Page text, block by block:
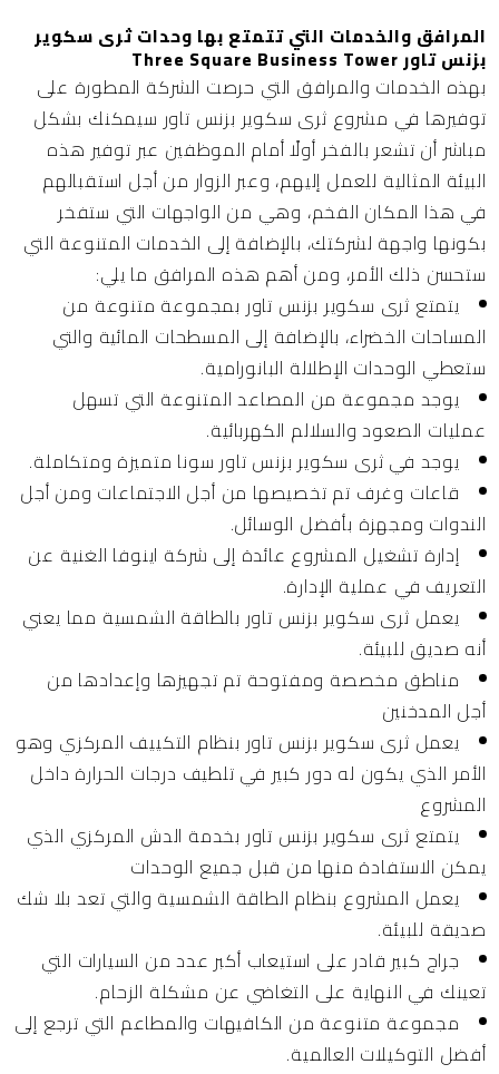
المرافق والخدمات التي تتمتع بها وحدات ثرى سكوير
بزنس تاور Three Square Business Tower
بهذه الخدمات والمرافق التي حرصت الشركة المطورة على
توفيرها في مشروع ثرى سكوير بزنس تاور سيمكنك بشكل
مباشر أن تشعر بالفخر أولًا أمام الموظفين عبر توفير هذه
البيئة المثالية للعمل إليهم، وعبر الزوار من أجل استقبالهم
في هذا المكان الفخم، وهي من الواجهات التي ستفخر
بكونها واجهة لشركتك، بالإضافة إلى الخدمات المتنوعة التي
ستحسن ذلك الأمر، ومن أهم هذه المرافق ما يلي:
يتمتع ثرى سكوير بزنس تاور بمجموعة متنوعة من
المساحات الخضراء، بالإضافة إلى المسطحات المائية والتي
ستعطي الوحدات الإطلالة البانورامية.
يوجد مجموعة من المصاعد المتنوعة التي تسهل
عمليات الصعود والسلالم الكهربائية.
يوجد في ثرى سكوير بزنس تاور سونا متميزة ومتكاملة.
قاعات وغرف تم تخصيصها من أجل الاجتماعات ومن أجل
الندوات ومجهزة بأفضل الوسائل.
إدارة تشغيل المشروع عائدة إلى شركة اينوفا الغنية عن
التعريف في عملية الإدارة.
يعمل ثرى سكوير بزنس تاور بالطاقة الشمسية مما يعني
أنه صديق للبيئة.
مناطق مخصصة ومفتوحة تم تجهيزها وإعدادها من
أجل المدخنين
يعمل ثرى سكوير بزنس تاور بنظام التكييف المركزي وهو
الأمر الذي يكون له دور كبير في تلطيف درجات الحرارة داخل
المشروع
يتمتع ثرى سكوير بزنس تاور بخدمة الدش المركزي الذي
يمكن الاستفادة منها من قبل جميع الوحدات
يعمل المشروع بنظام الطاقة الشمسية والتي تعد بلا شك
صديقة للبيئة.
جراج كبير قادر على استيعاب أكبر عدد من السيارات التي
تعينك في النهاية على التغاضي عن مشكلة الزحام.
مجموعة متنوعة من الكافيهات والمطاعم التي ترجع إلى
أفضل التوكيلات العالمية.